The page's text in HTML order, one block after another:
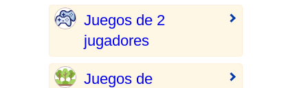
Juegos de 2
jugadores
Juegos de